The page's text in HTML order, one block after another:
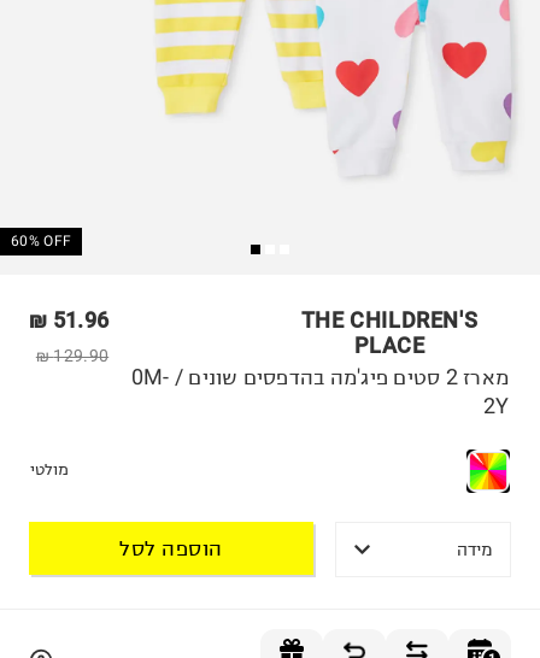
60% OFF
THE CHILDREN'S
PLACE
51.96 ₪
129.90 ₪
מארז 2 סטים פיג'מה בהדפסים שונים / 0M-
2Y
מולטי
מידה הוספה לסל